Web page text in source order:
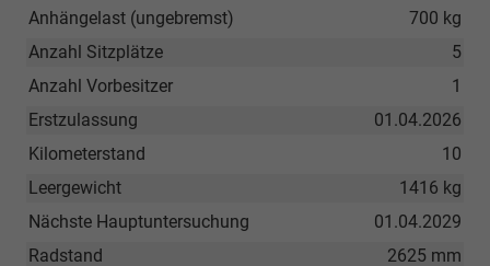
700 kg
Anhängelast (ungebremst)
5
Anzahl Sitzplätze
1
Anzahl Vorbesitzer
01.04.2026
Erstzulassung
10
Kilometerstand
1416 kg
Leergewicht
01.04.2029
Nächste Hauptuntersuchung
2625 mm
Radstand